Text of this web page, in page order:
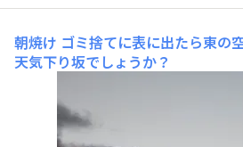
朝焼け ゴミ捨てに表に出たら東の
天気下り坂でしょうか？